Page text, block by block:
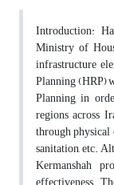
Introduction:
Ministry of
infrastructure
Planning (HRP)
Planning in
regions across
through
sanitation, etc.
Kermanshah